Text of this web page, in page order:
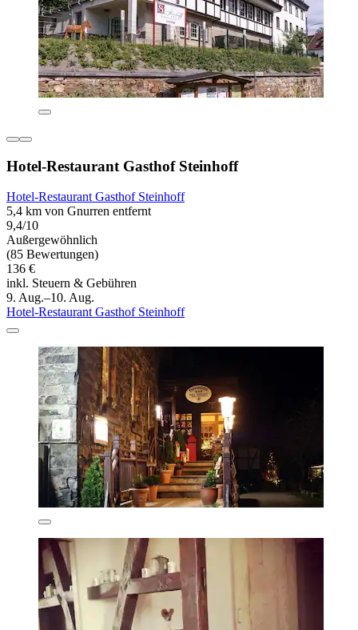
Hotel-Restaurant Gasthof Steinhoff
Hotel-Restaurant Gasthof Steinhoff
5,4 km von Gnurren entfernt
9,4/10
Außergewöhnlich
(85 Bewertungen)
136 €
inkl. Steuern & Gebühren
9. Aug.–10. Aug.
Hotel-Restaurant Gasthof Steinhoff